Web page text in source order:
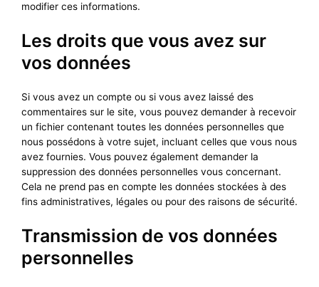
modifier ces informations.
Les droits que vous avez sur
vos données
Si vous avez un compte ou si vous avez laissé des
commentaires sur le site, vous pouvez demander à recevoir
un fichier contenant toutes les données personnelles que
nous possédons à votre sujet, incluant celles que vous nous
avez fournies. Vous pouvez également demander la
suppression des données personnelles vous concernant.
Cela ne prend pas en compte les données stockées à des
fins administratives, légales ou pour des raisons de sécurité.
Transmission de vos données
personnelles